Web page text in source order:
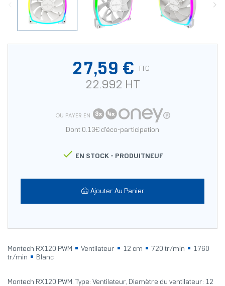
27,59 € TTC
22.992 HT
OU PAYER EN
Dont 0.13€ d'éco-participation
 EN STOCK - PRODUITNEUF
Ajouter Au Panier
Montech RX120 PWM Ventilateur 12 cm 720 tr/min
1760
tr/min
Blanc
Montech RX120 PWM. Type: Ventilateur, Diamètre du ventilateur: 12